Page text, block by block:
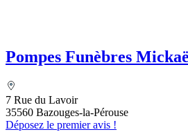
Pompes Funèbres
7 Rue du Lavoir
35560 Bazouges-la-Pérouse
Déposez le premier avis !